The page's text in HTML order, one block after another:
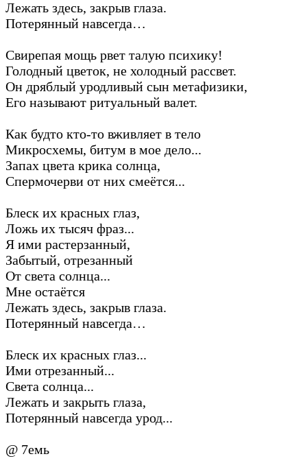
Лежать здесь, закрыв глаза.
Потерянный навсегда…
Свирепая мощь рвет талую психику!
Голодный цветок, не холодный рассвет.
Он дряблый уродливый сын метафизики,
Его называют ритуальный валет.
Как будто кто-то вживляет в тело
Микросхемы, битум в мое дело...
Запах цвета крика солнца,
Спермочерви от них смеётся...
Блеск их красных глаз,
Ложь их тысяч фраз...
Я ими растерзанный,
Забытый, отрезанный
От света солнца...
Мне остаётся
Лежать здесь, закрыв глаза.
Потерянный навсегда…
Блеск их красных глаз...
Ими отрезанный...
Света солнца...
Лежать и закрыть глаза,
Потерянный навсегда урод...
@ 7емь